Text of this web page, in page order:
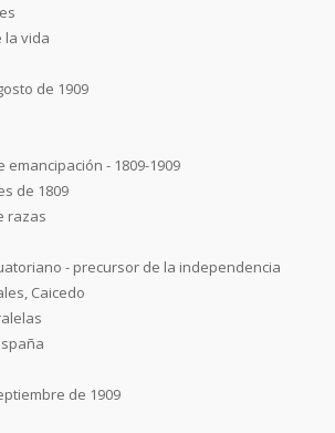
la vida
de 1909
emancipación - 1809-1909
de 1809
razas
- precursor de la independencia
Caicedo
de 1909